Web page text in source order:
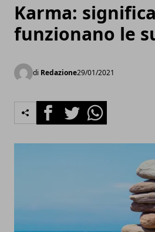
Karma:
funzionano le
di Redazione29/01/2021
FacebookTwitterWhatsapp